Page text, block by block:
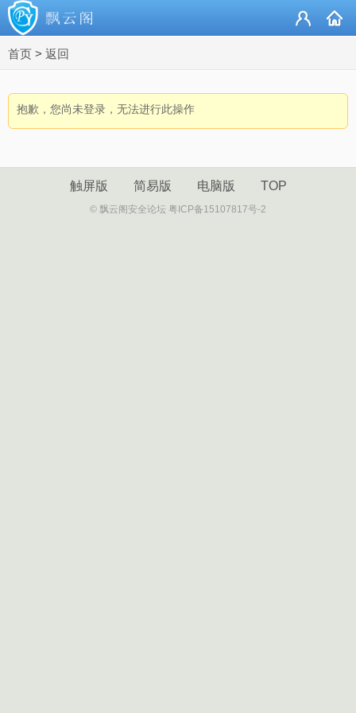
首页 > 返回
抱歉，您尚未登录，无法进行此操作
触屏版 简易版 电脑版 TOP
© 飘云阁安全论坛 粤ICP备15107817号-2